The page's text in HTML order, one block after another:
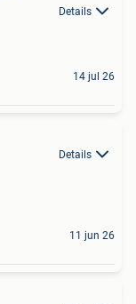
Details
14 jul 26
Details
11 jun 26